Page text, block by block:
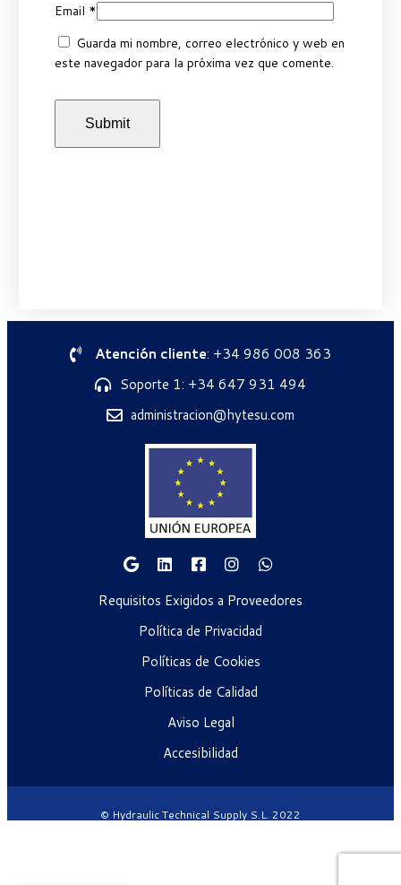
Email *
Guarda mi nombre, correo electrónico y web en
este navegador para la próxima vez que comente.
Atención cliente: +34 986 008 363
Soporte 1: +34 647 931 494
administracion@hytesu.com
Requisitos Exigidos a Proveedores
Política de Privacidad
Políticas de Cookies
Políticas de Calidad
Aviso Legal
Accesibilidad
© Hydraulic Technical Supply S.L. 2022